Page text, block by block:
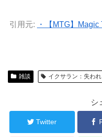
引用元:
・【MTG】
雑談 イクサラン：失わ
シ
Twitter